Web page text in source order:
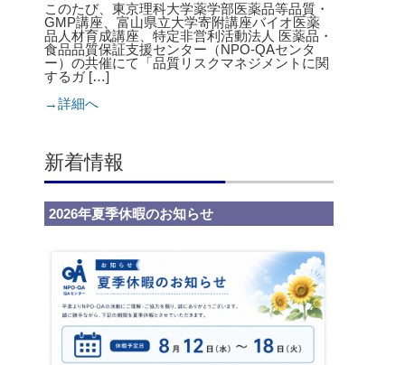
このたび、東京理科大学薬学部医薬品等品質・
GMP講座、富山県立大学寄附講座バイオ医薬
品人材育成講座、特定非営利活動法人 医薬品・
食品品質保証支援センター（NPO-QAセンタ
ー）の共催にて「品質リスクマネジメントに関
するガ […]
→詳細へ
新着情報
2026年夏季休暇のお知らせ